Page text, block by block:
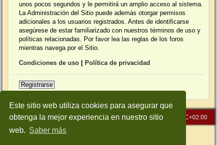
Este sitio web utiliza cookies para asegurar que
obtenga la mejor experiencia en nuestro sitio
web. Saber más
unos pocos segundos y le permitirá un amplio acceso al sistema.
La Administración del Sitio puede además otorgar permisos
adicionales a los usuarios registrados. Antes de identificarse
asegúrese de estar familiarizado con nuestros términos de uso y
políticas relacionadas. Por favor lea las reglas de los foros
mientras navega por el Sitio.
Condiciones de uso Política de privacidad
Registrarse
Inicio Índice general Todos los horarios son UTC+02:00
Desarrollado porphpBB